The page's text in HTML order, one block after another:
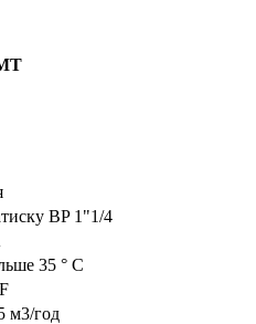
BP 1"1/4
35 ° С
м3/год